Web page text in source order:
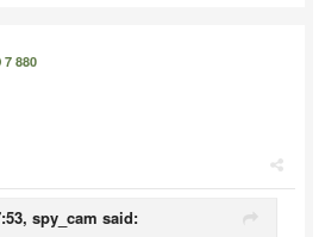
7 880
spy_cam said: